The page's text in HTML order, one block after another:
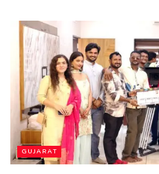
GUJARAT